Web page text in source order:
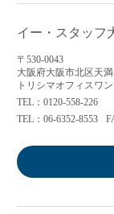
イー・スタッフ
〒530-0043
大阪府大阪市北区天満
トリシマオフィスワ
TEL：0120-558-226
TEL：06-6352-8553